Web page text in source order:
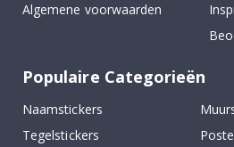
Algemene voorwaarden
Populaire Categorieën
Naamstickers
Tegelstickers